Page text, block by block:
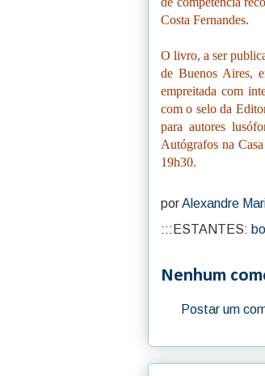
Costa Fernandes.
O livro, a ser
de Buenos Aires,
empreitada com
com o selo da
para autores
Autógrafos na
19h30.
porAlexandre
:::ESTANTES:
Nenhum
Postar um